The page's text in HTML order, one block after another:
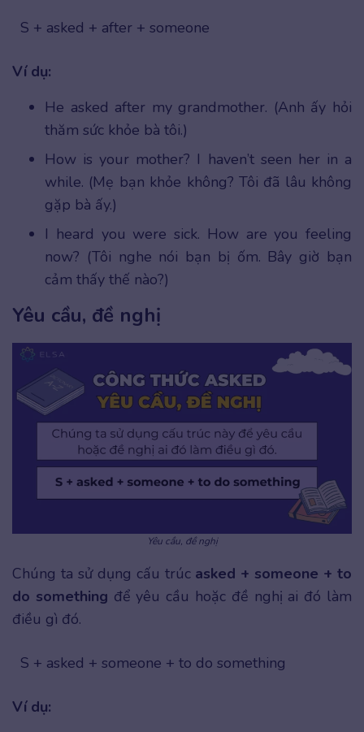
S + asked + after + someone
Ví dụ:
He asked after my grandmother. (Anh ấy hỏi
thăm sức khỏe bà tôi.)
How is your mother? I haven’t seen her in a
while. (Mẹ bạn khỏe không? Tôi đã lâu không
gặp bà ấy.)
I heard you were sick. How are you feeling
now? (Tôi nghe nói bạn bị ốm. Bây giờ bạn
cảm thấy thế nào?)
Yêu cầu, đề nghị
Yêu cầu, đề nghị
Chúng ta sử dụng cấu trúcasked + someone + to
do something để yêu cầu hoặc đề nghị ai đó làm
điều gì đó.
S + asked + someone + to do something
Ví dụ: